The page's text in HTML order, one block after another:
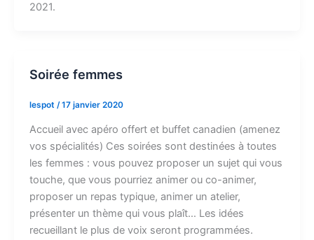
2021.
Soirée femmes
lespot /17 janvier 2020
Accueil avec apéro offert et buffet canadien (amenez
vos spécialités) Ces soirées sont destinées à toutes
les femmes : vous pouvez proposer un sujet qui vous
touche, que vous pourriez animer ou co-animer,
proposer un repas typique, animer un atelier,
présenter un thème qui vous plaît… Les idées
recueillant le plus de voix seront programmées.